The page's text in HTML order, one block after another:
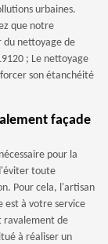
urbaines.
que notre
du nettoyage de
; Le nettoyage
son étanchéité
façade
pour la
toute
Pour cela, l'artisan
est à votre service
ravalement de
à réaliser un